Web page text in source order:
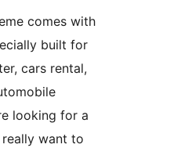
comes with
built for
cars rental,
looking for a
want to